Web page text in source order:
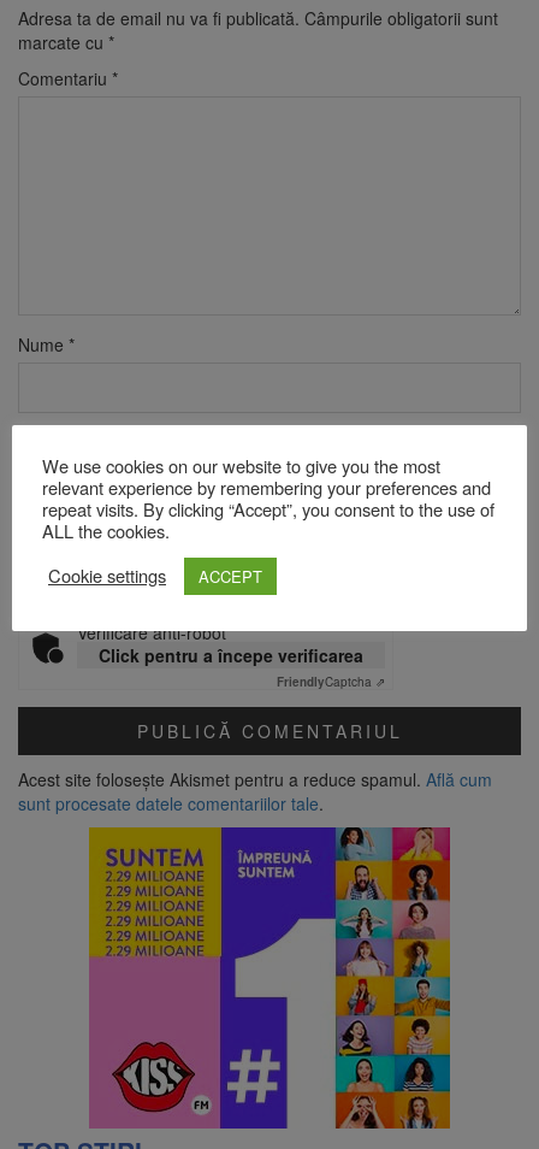
Adresa ta de email nu va fi publicată. Câmpurile obligatorii sunt
marcate cu *
Comentariu *
Nume *
Site web
Verificare anti-robot
Click pentru a începe verificarea
FriendlyCaptcha ⇗
Acest site folosește Akismet pentru a reduce spamul. Află cum
sunt procesate datele comentariilor tale.
We use cookies on our website to give you the most
relevant experience by remembering your preferences and
repeat visits. By clicking “Accept”, you consent to the use of
ALL the cookies.
Cookie settings
ACCEPT